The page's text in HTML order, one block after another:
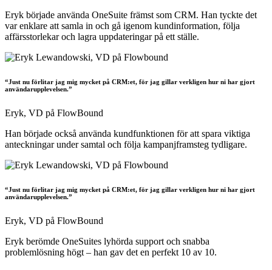
Eryk började använda OneSuite främst som CRM. Han tyckte det
var enklare att samla in och gå igenom kundinformation, följa
affärsstorlekar och lagra uppdateringar på ett ställe.
“Just nu förlitar jag mig mycket på CRM:et, för jag gillar verkligen hur ni har gjort
användarupplevelsen.”
Eryk, VD på FlowBound
Han började också använda kundfunktionen för att spara viktiga
anteckningar under samtal och följa kampanjframsteg tydligare.
“Just nu förlitar jag mig mycket på CRM:et, för jag gillar verkligen hur ni har gjort
användarupplevelsen.”
Eryk, VD på FlowBound
Eryk berömde OneSuites lyhörda support och snabba
problemlösning högt – han gav det en perfekt 10 av 10.